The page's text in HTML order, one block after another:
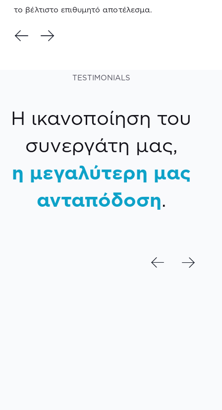
το βέλτιστο επιθυμητό αποτέλεσμα.
TESTIMONIALS
Η ικανοποίηση του
συνεργάτη μας,
η μεγαλύτερη μας
ανταπόδοση.